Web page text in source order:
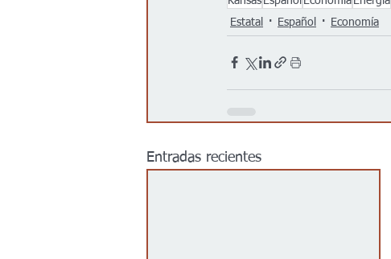
Estatal
Español Economía
Entradas recientes